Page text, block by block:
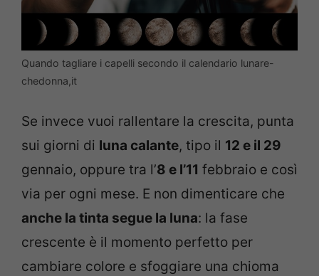
Quando tagliare i capelli secondo il calendario lunare-
chedonna,it
Se invece vuoi rallentare la crescita, punta
sui giorni di luna calante, tipo il 12 e il 29
gennaio, oppure tra l’8 e l’11 febbraio e così
via per ogni mese. E non dimenticare che
anche la tinta segue la luna: la fase
crescente è il momento perfetto per
cambiare colore e sfoggiare una chioma